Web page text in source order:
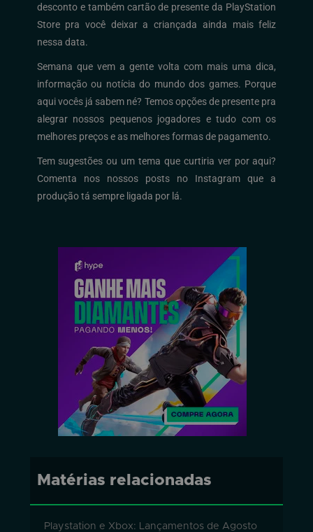
desconto e também cartão de presente da PlayStation
Store pra você deixar a criançada ainda mais feliz
nessa data.
Semana que vem a gente volta com mais uma dica,
informação ou notícia do mundo dos games. Porque
aqui vocês já sabem né? Temos opções de presente pra
alegrar nossos pequenos jogadores e tudo com os
melhores preços e as melhores formas de pagamento.
Tem sugestões ou um tema que curtiria ver por aqui?
Comenta nos nossos posts no Instagram que a
produção tá sempre ligada por lá.
Matérias relacionadas
Playstation e Xbox: Lançamentos de Agosto